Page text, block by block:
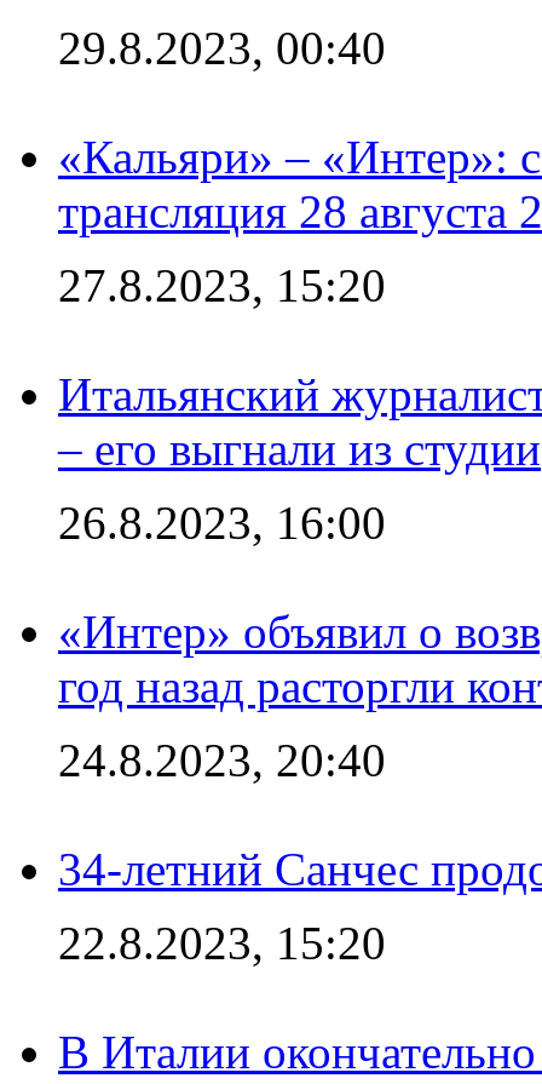
29.8.2023, 00:40
«Кальяри» – «Интер»:
трансляция 28 августа
27.8.2023, 15:20
Итальянский
– его выгнали из студии
26.8.2023, 16:00
«Интер» объявил о
год назад расторгли
24.8.2023, 20:40
34-летний Санчес
22.8.2023, 15:20
В Италии